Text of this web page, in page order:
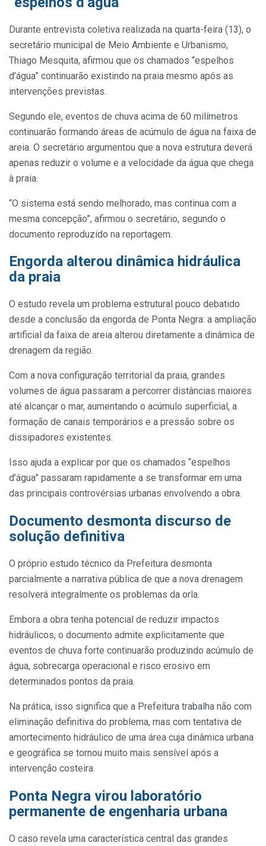
Durante entrevista coletiva realizada na quarta-feira (13), o
secretário municipal de Meio Ambiente e Urbanismo,
Thiago Mesquita, afirmou que os chamados “espelhos
d’água” continuarão existindo na praia mesmo após as
intervenções previstas.
Segundo ele, eventos de chuva acima de 60 milímetros
continuarão formando áreas de acúmulo de água na faixa de
areia. O secretário argumentou que a nova estrutura deverá
apenas reduzir o volume e a velocidade da água que chega
à praia.
“O sistema está sendo melhorado, mas continua com a
mesma concepção”, afirmou o secretário, segundo o
documento reproduzido na reportagem.
Engorda alterou dinâmica hidráulica
da praia
O estudo revela um problema estrutural pouco debatido
desde a conclusão da engorda de Ponta Negra: a ampliação
artificial da faixa de areia alterou diretamente a dinâmica de
drenagem da região.
Com a nova configuração territorial da praia, grandes
volumes de água passaram a percorrer distâncias maiores
até alcançar o mar, aumentando o acúmulo superficial, a
formação de canais temporários e a pressão sobre os
dissipadores existentes.
Isso ajuda a explicar por que os chamados “espelhos
d’água” passaram rapidamente a se transformar em uma
das principais controvérsias urbanas envolvendo a obra.
Documento desmonta discurso de
solução definitiva
O próprio estudo técnico da Prefeitura desmonta
parcialmente a narrativa pública de que a nova drenagem
resolverá integralmente os problemas da orla.
Embora a obra tenha potencial de reduzir impactos
hidráulicos, o documento admite explicitamente que
eventos de chuva forte continuarão produzindo acúmulo de
água, sobrecarga operacional e risco erosivo em
determinados pontos da praia.
Na prática, isso significa que a Prefeitura trabalha não com
eliminação definitiva do problema, mas com tentativa de
amortecimento hidráulico de uma área cuja dinâmica urbana
e geográfica se tornou muito mais sensível após a
intervenção costeira.
Ponta Negra virou laboratório
permanente de engenharia urbana
O caso revela uma característica central das grandes